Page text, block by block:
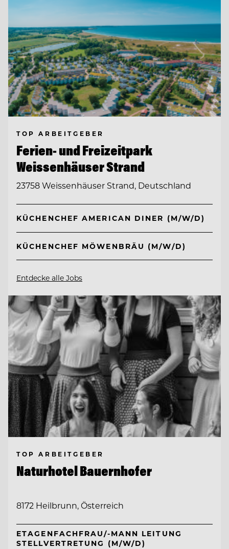
TOP ARBEITGEBER
Ferien- und Freizeitpark
Weissenhäuser Strand
23758 Weissenhäuser Strand, Deutschland
KÜCHENCHEF AMERICAN DINER (M/W/D)
KÜCHENCHEF MÖWENBRÄU (M/W/D)
Entdecke alle Jobs
TOP ARBEITGEBER
Naturhotel Bauernhofer
8172 Heilbrunn, Österreich
ETAGENFACHFRAU/-MANN LEITUNG
STELLVERTRETUNG (M/W/D)